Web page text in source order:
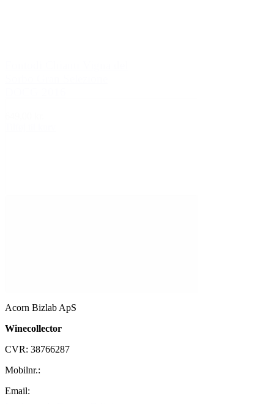
Acorn Bizlab ApS
Winecollector
CVR: 38766287
Mobilnr.:
Email: